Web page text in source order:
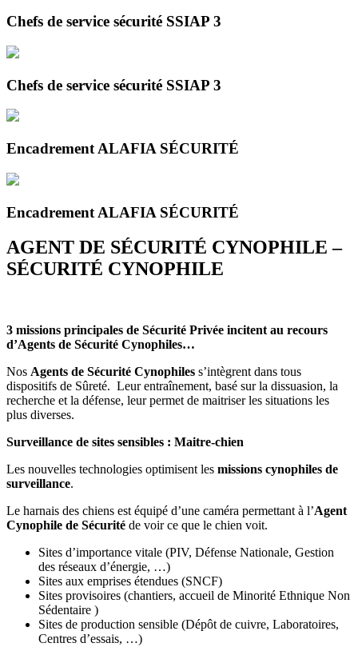
Chefs de service sécurité SSIAP 3
Chefs de service sécurité SSIAP 3
Encadrement ALAFIA SÉCURITÉ
Encadrement ALAFIA SÉCURITÉ
AGENT DE SÉCURITÉ CYNOPHILE –
SÉCURITÉ CYNOPHILE
3 missions principales de Sécurité Privée incitent au recours
d’Agents de Sécurité Cynophiles…
Nos Agents de Sécurité Cynophiles s’intègrent dans tous
dispositifs de Sûreté. Leur entraînement, basé sur la dissuasion, la
recherche et la défense, leur permet de maitriser les situations les
plus diverses.
Surveillance de sites sensibles : Maitre-chien
Les nouvelles technologies optimisent les missions cynophiles de
surveillance.
Le harnais des chiens est équipé d’une caméra permettant à l’Agent
Cynophile de Sécurité de voir ce que le chien voit.
Sites d’importance vitale (PIV, Défense Nationale, Gestion
des réseaux d’énergie, …)
Sites aux emprises étendues (SNCF)
Sites provisoires (chantiers, accueil de Minorité Ethnique Non
Sédentaire )
Sites de production sensible (Dépôt de cuivre, Laboratoires,
Centres d’essais, …)